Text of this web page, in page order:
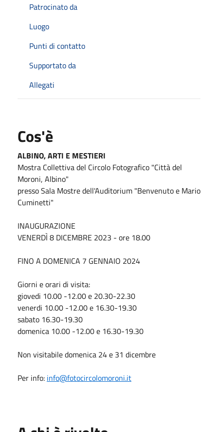
Patrocinato da
Luogo
Punti di contatto
Supportato da
Allegati
Cos'è
ALBINO, ARTI E MESTIERI
Mostra Collettiva del Circolo Fotografico "Città del
Moroni, Albino"
pressoSala Mostre dell'Auditorium "Benvenuto e Mario
Cuminetti"
INAUGURAZIONE
VENERDÌ 8 DICEMBRE 2023 - ore 18.00
FINO A DOMENICA 7 GENNAIO 2024
Giorni e orari di visita:
giovedi 10.00 -12.00 e 20.30-22.30
venerdi 10.00 -12.00 e 16.30-19.30
sabato 16.30-19.30
domenica 10.00 -12.00 e 16.30-19.30
Non visitabile domenica 24 e 31 dicembre
Per info: info@fotocircolomoroni.it